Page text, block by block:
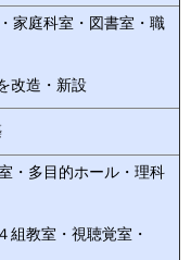
家庭科室・図書室・職
改造・新設
・多目的ホール・理科
組教室・視聴覚室・